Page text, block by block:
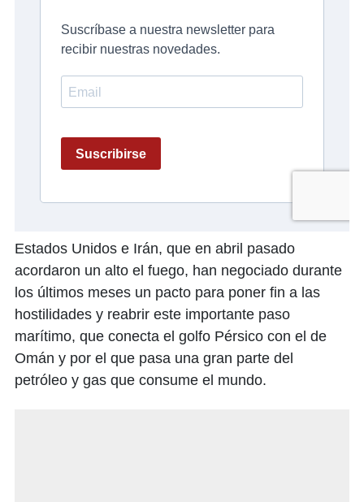
Estados Unidos e Irán, que en abril pasado
acordaron un alto el fuego, han negociado durante
los últimos meses un pacto para poner fin a las
hostilidades y reabrir este importante paso
marítimo, que conecta el golfo Pérsico con el de
Omán y por el que pasa una gran parte del
petróleo y gas que consume el mundo.